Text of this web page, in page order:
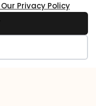
Our Privacy Policy